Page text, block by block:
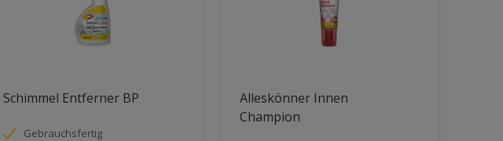
Schimmel Entferner BP
Gebrauchsfertig
Alleskönner Innen
Champion